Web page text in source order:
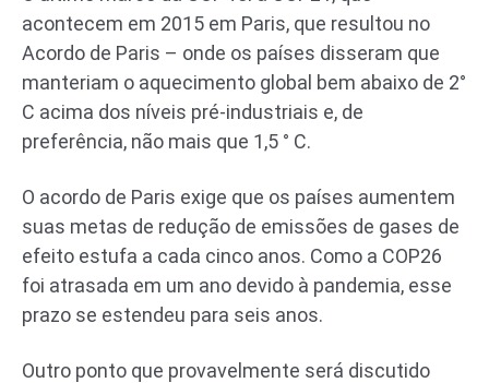
acontecem em 2015 em Paris, que resultou no
Acordo de Paris – onde os países disseram que
manteriam o aquecimento global bem abaixo de 2°
C acima dos níveis pré-industriais e, de
preferência, não mais que 1,5 ° C.
O acordo de Paris exige que os países aumentem
suas metas de redução de emissões de gases de
efeito estufa a cada cinco anos. Como a COP26
foi atrasada em um ano devido à pandemia, esse
prazo se estendeu para seis anos.
Outro ponto que provavelmente será discutido